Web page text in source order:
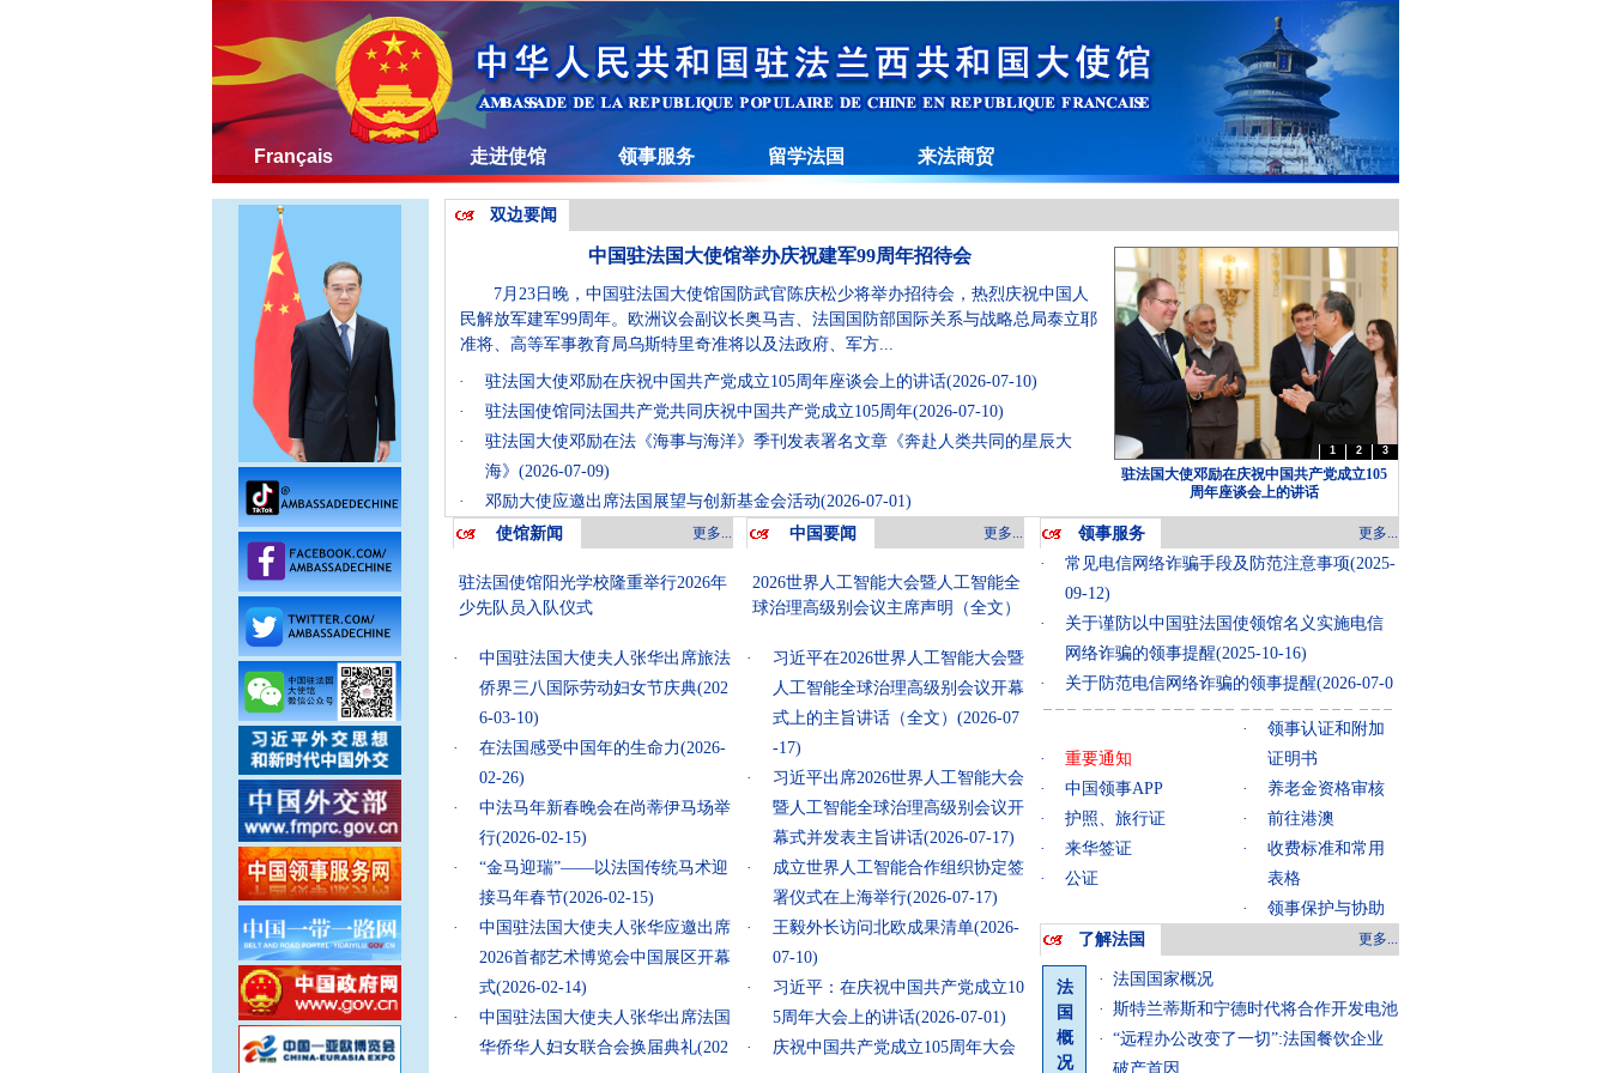
Français 走进使馆 领事服务 留学法国 来法商贸
双边要闻
中国驻法国大使馆举办庆祝建军99周年招待会
7月23日晚，中国驻法国大使馆国防武官陈庆松少将举办招待会，热烈庆祝中国人
民解放军建军99周年。欧洲议会副议长奥马吉、法国国防部国际关系与战略总局泰立耶
准将、高等军事教育局乌斯特里奇准将以及法政府、军方...
· 驻法国大使邓励在庆祝中国共产党成立105周年座谈会上的讲话(2026-07-10)
·
驻法国使馆同法国共产党共同庆祝中国共产党成立105周年(2026-07-10)
·
驻法国大使邓励在法《海事与海洋》季刊发表署名文章《奔赴人类共同的星辰大
海》 (2026-07-09)
·
邓励大使应邀出席法国展望与创新基金会活动(2026-07-01)
驻法国大使邓励在庆祝中国共产党成立105
周年座谈会上的讲话
1 2 3
使馆新闻 更多... 中国要闻 更多... 领事服务 更多...
驻法国使馆阳光学校隆重举行2026年
少先队员入队仪式
·
中国驻法国大使夫人张华出席旅法
侨界三八国际劳动妇女节庆典(202
6-03-10)
·
在法国感受中国年的生命力(2026-
02-26)
·
中法马年新春晚会在尚蒂伊马场举
行(2026-02-15)
·
“金马迎瑞”——以法国传统马术迎
接马年春节(2026-02-15)
·
中国驻法国大使夫人张华应邀出席
2026首都艺术博览会中国展区开幕
式(2026-02-14)
·
中国驻法国大使夫人张华出席法国
华侨华人妇女联合会换届典礼(202
2026世界人工智能大会暨人工智能全
球治理高级别会议主席声明（全文）
·
习近平在2026世界人工智能大会暨
人工智能全球治理高级别会议开幕
式上的主旨讲话（全文） (2026-07
-17)
·
习近平出席2026世界人工智能大会
暨人工智能全球治理高级别会议开
幕式并发表主旨讲话(2026-07-17)
·
成立世界人工智能合作组织协定签
署仪式在上海举行(2026-07-17)
·
王毅外长访问北欧成果清单(2026-
07-10)
·
习近平：在庆祝中国共产党成立10
5周年大会上的讲话(2026-07-01)
·
庆祝中国共产党成立105周年大会
· 常见电信网络诈骗手段及防范注意事项(2025-
09-12)
·
关于谨防以中国驻法国使领馆名义实施电信
网络诈骗的领事提醒(2025-10-16)
·
关于防范电信网络诈骗的领事提醒(2026-07-0
9)
·
重要通知
·
中国领事APP
·
护照、旅行证
·
来华签证
·
公证
·
领事认证和附加
证明书
·
养老金资格审核
·
前往港澳
·
收费标准和常用
表格
·
领事保护与协助
了解法国
更多...
法
国
概
况
· 法国国家概况
· 斯特兰蒂斯和宁德时代将合作开发电池
· “远程办公改变了一切”:法国餐饮企业
破产首因